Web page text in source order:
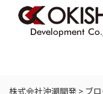
株式会社沖潮開発 > ブ